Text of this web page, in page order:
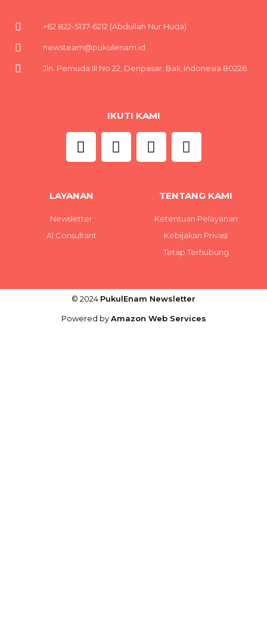
+62 822-5137-6212 (Abdullah Nur Huda)
newsteam@pukulenam.id
Jln. Pemuda III No 22, Denpasar, Bali, Indonesia 80226
IKUTI KAMI
LAYANAN
Newsletter
AI Consultant
TENTANG KAMI
Ketentuan Pelayanan
Kebijakan Privasi
Tetap Terhubung
© 2024 PukulEnam Newsletter
Powered byAmazon Web Services